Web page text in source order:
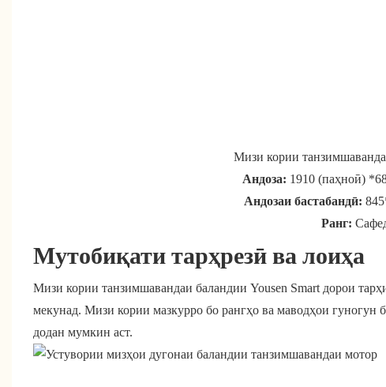
Мизи кории
Андоза: 1910 (паҳноӣ)
Андозаи бастабандӣ:
Ранг:
Мутобиқати тарҳрезӣ ва лоиҳа
Мизи кории танзимшавандаи баландии Yousen Smart дорои
мекунад. Мизи кории мазкурро бо рангҳо ва маводҳои
додан мумкин аст.